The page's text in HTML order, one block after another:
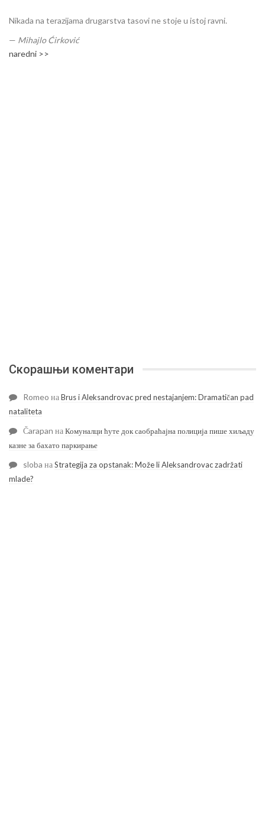
Nikada na terazijama drugarstva tasovi ne stoje u istoj ravni.
— Mihajlo Ćirković
naredni >>
Скорашњи коментари
Romeo наBrus i Aleksandrovac pred nestajanjem: Dramatičan pad
nataliteta
Čarapan наКомуналци ћуте док саобраћајна полиција пише хиљаду
казне за бахато паркирање
sloba наStrategija za opstanak: Može li Aleksandrovac zadržati
mlade?